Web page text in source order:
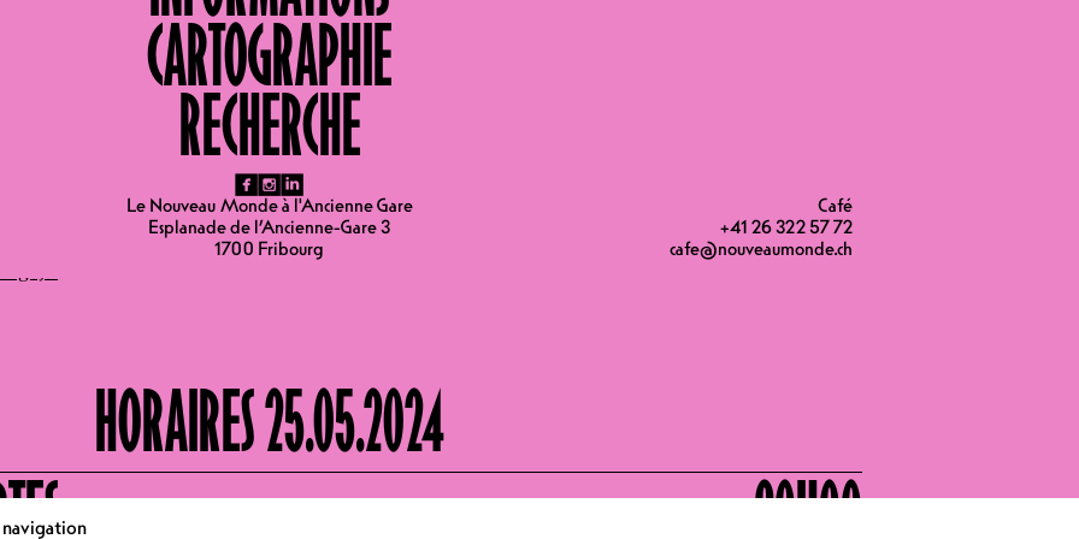
CARTOGRAPHIE
RECHERCHE
fb ig li
Le Nouveau Monde à l'Ancienne Gare
Esplanade de l’Ancienne-Gare 3
1700 Fribourg
Café
+41 26 322 57 72
cafe@nouveaumonde.ch
ce samedi 25 mai, nous faisons place à notre Silent Party mythique, légendaire, précurseuse de
couleurs fera rage dans la bonne humeur tout en s'étalant : vous pourrez fêter en terrasse et
XXL ! Appelez vos ami.e.s, préparez vos oreilles et surtout vos plus beaux sourires. La fête, la
ÉNORMÉMENT POUR CE SOUTIEN ET POUR VOTRE PRÉSENCE
DURANT TOUTE L’ANNÉE. MERCI MERCI MERCI <3
TOUTE L’ÉQUIPE DU NOUVEAU MONDE.
HORAIRES 25.05.2024
20H00
navigation